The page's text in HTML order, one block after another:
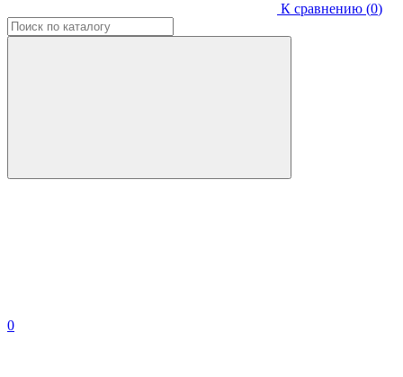
К сравнению (0)
0